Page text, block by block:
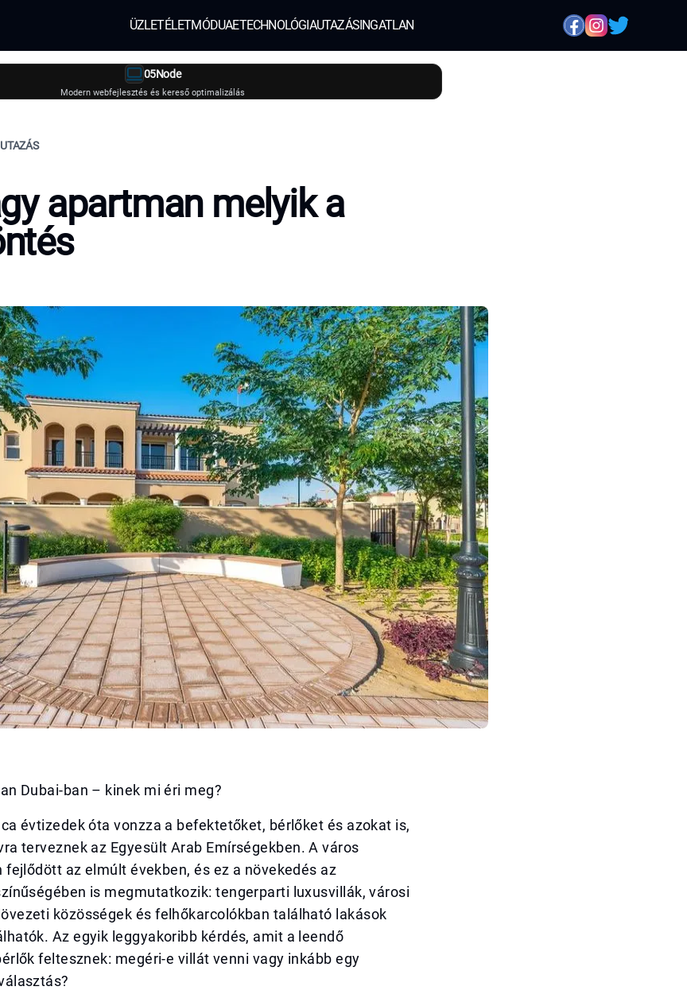
ÜZLETÉLETMÓDUAETECHNOLÓGIAUTAZÁSINGATLAN
05Node
Modern webfejlesztés és kereső optimalizálás
apartman melyik a
Dubai-ban – kinek mi éri meg?
évtizedek óta vonzza a befektetőket, bérlőket és azokat is,
terveznek az Egyesült Arab Emírségekben. A város
fejlődött az elmúlt években, és ez a növekedés az
is megmutatkozik: tengerparti luxusvillák, városi
közösségek és felhőkarcolókban található lakások
Az egyik leggyakoribb kérdés, amit a leendő
feltesznek: megéri-e villát venni vagy inkább egy